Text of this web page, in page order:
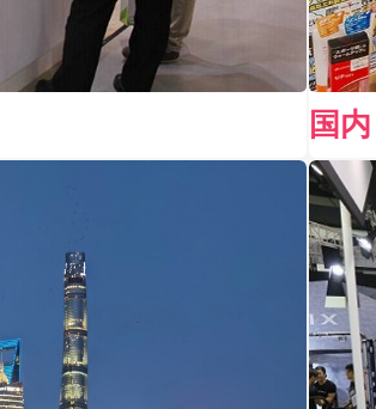
国内